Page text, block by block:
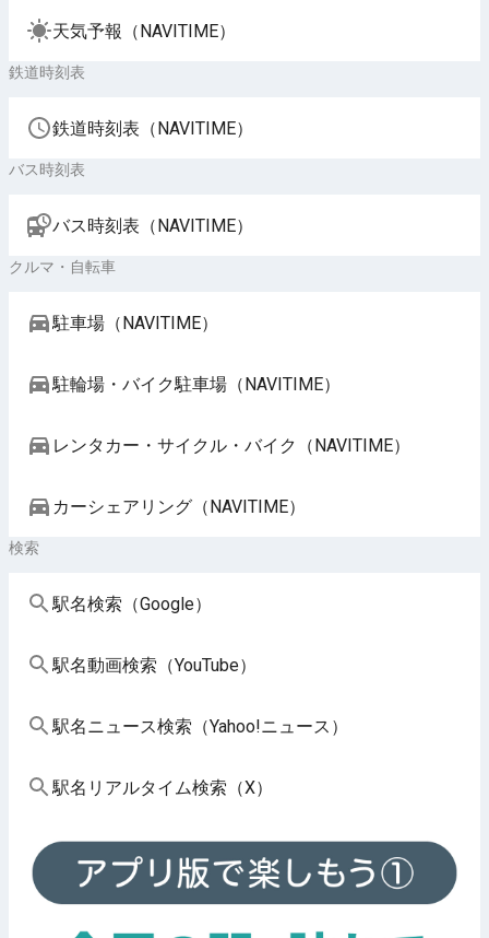
天気予報（NAVITIME）
鉄道時刻表
鉄道時刻表（NAVITIME）
バス時刻表
バス時刻表（NAVITIME）
クルマ・自転車
駐車場（NAVITIME）
駐輪場・バイク駐車場（NAVITIME）
レンタカー・サイクル・バイク（NAVITIME）
カーシェアリング（NAVITIME）
検索
駅名検索（Google）
駅名動画検索（YouTube）
駅名ニュース検索（Yahoo!ニュース）
駅名リアルタイム検索（X）